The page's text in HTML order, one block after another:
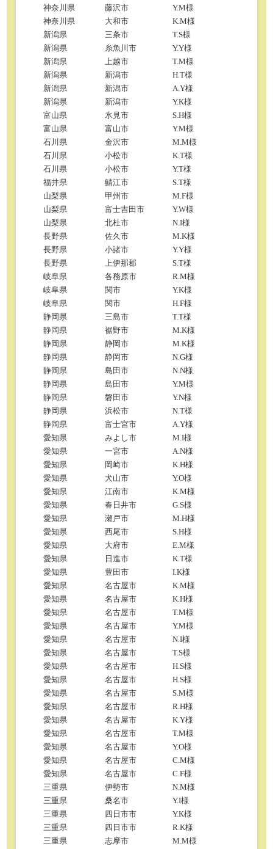
神奈川県
藤沢市
Y.M様
神奈川県
大和市
K.M様
新潟県
三条市
T.S様
新潟県
糸魚川市
Y.Y様
新潟県
上越市
T.M様
新潟県
新潟市
H.T様
新潟県
新潟市
A.Y様
新潟県
新潟市
Y.K様
富山県
氷見市
S.H様
富山県
富山市
Y.M様
石川県
金沢市
M.M様
石川県
小松市
K.T様
石川県
小松市
Y.T様
福井県
鯖江市
S.T様
山梨県
甲州市
M.F様
山梨県
富士吉田市
Y.W様
山梨県
北杜市
N.I様
長野県
佐久市
M.K様
長野県
小諸市
Y.Y様
長野県
上伊那郡
S.T様
岐阜県
各務原市
R.M様
岐阜県
関市
Y.K様
岐阜県
関市
H.F様
静岡県
三島市
T.T様
静岡県
裾野市
M.K様
静岡県
静岡市
M.K様
静岡県
静岡市
N.G様
静岡県
島田市
N.N様
静岡県
島田市
Y.M様
静岡県
磐田市
Y.N様
静岡県
浜松市
N.T様
静岡県
富士宮市
A.Y様
愛知県
みよし市
M.I様
愛知県
一宮市
A.N様
愛知県
岡崎市
K.H様
愛知県
犬山市
Y.O様
愛知県
江南市
K.M様
愛知県
春日井市
G.S様
愛知県
瀬戸市
M.H様
愛知県
西尾市
S.H様
愛知県
大府市
E.M様
愛知県
日進市
K.T様
愛知県
豊田市
I.K様
愛知県
名古屋市
K.M様
愛知県
名古屋市
K.H様
愛知県
名古屋市
T.M様
愛知県
名古屋市
Y.M様
愛知県
名古屋市
N.I様
愛知県
名古屋市
T.S様
愛知県
名古屋市
H.S様
愛知県
名古屋市
H.S様
愛知県
名古屋市
S.M様
愛知県
名古屋市
R.H様
愛知県
名古屋市
K.Y様
愛知県
名古屋市
T.M様
愛知県
名古屋市
Y.O様
愛知県
名古屋市
C.M様
愛知県
名古屋市
C.F様
三重県
伊勢市
N.M様
三重県
桑名市
Y.I様
三重県
四日市市
Y.K様
三重県
四日市市
R.K様
三重県
志摩市
M.M様